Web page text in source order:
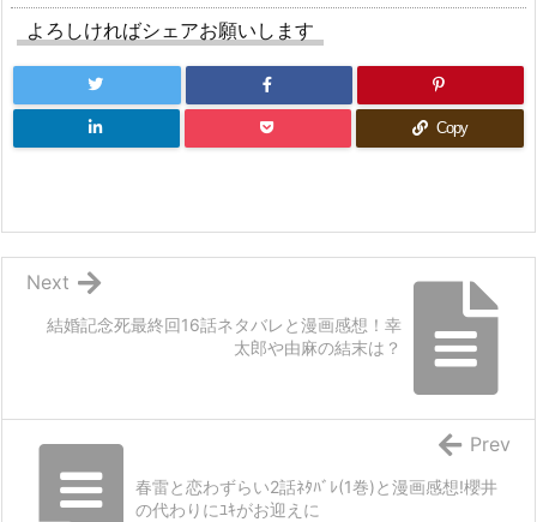
よろしければシェアお願いします
Copy
結婚記念死最終回16話ネタバレと漫画感想！幸
太郎や由麻の結末は？
Next
春雷と恋わずらい2話ﾈﾀﾊﾞﾚ(1巻)と漫画感想!櫻井
の代わりにﾕｷがお迎えに
Prev